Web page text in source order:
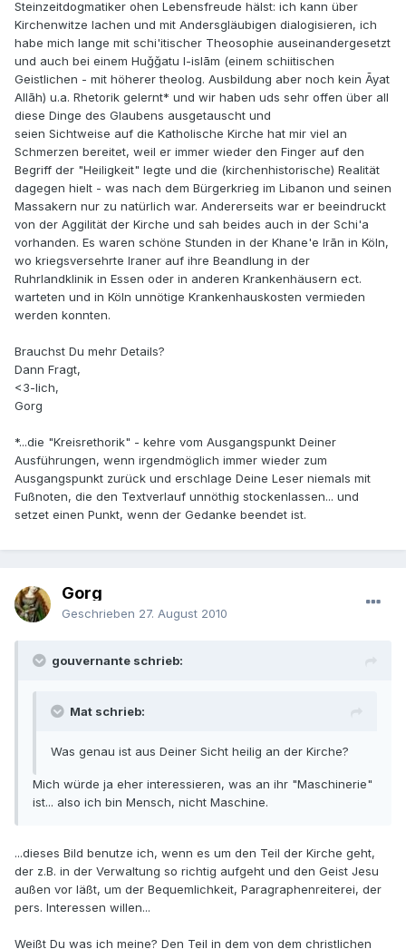
Steinzeitdogmatiker ohen Lebensfreude hälst: ich kann über
Kirchenwitze lachen und mit Andersgläubigen dialogisieren, ich
habe mich lange mit schi'itischer Theosophie auseinandergesetzt
und auch bei einem Huǧǧatu l-islām (einem schiitischen
Geistlichen - mit höherer theolog. Ausbildung aber noch kein Āyat
Allāh) u.a. Rhetorik gelernt* und wir haben uds sehr offen über all
diese Dinge des Glaubens ausgetauscht und
seien Sichtweise auf die Katholische Kirche hat mir viel an
Schmerzen bereitet, weil er immer wieder den Finger auf den
Begriff der "Heiligkeit" legte und die (kirchenhistorische) Realität
dagegen hielt - was nach dem Bürgerkrieg im Libanon und seinen
Massakern nur zu natürlich war. Andererseits war er beeindruckt
von der Aggilität der Kirche und sah beides auch in der Schi'a
vorhanden. Es waren schöne Stunden in der Khane'e Irān in Köln,
wo kriegsversehrte Iraner auf ihre Beandlung in der
Ruhrlandklinik in Essen oder in anderen Krankenhäusern ect.
warteten und in Köln unnötige Krankenhauskosten vermieden
werden konnten.
Brauchst Du mehr Details?
Dann Fragt,
<3-lich,
Gorg
*...die "Kreisrethorik" - kehre vom Ausgangspunkt Deiner
Ausführungen, wenn irgendmöglich immer wieder zum
Ausgangspunkt zurück und erschlage Deine Leser niemals mit
Fußnoten, die den Textverlauf unnöthig stockenlassen... und
setzet einen Punkt, wenn der Gedanke beendet ist.
Gorg
Geschrieben 27. August 2010
gouvernante schrieb:
Mat schrieb:
Was genau ist aus Deiner Sicht heilig an der Kirche?
Mich würde ja eher interessieren, was an ihr "Maschinerie"
ist... also ich bin Mensch, nicht Maschine.
...dieses Bild benutze ich, wenn es um den Teil der Kirche geht,
der z.B. in der Verwaltung so richtig aufgeht und den Geist Jesu
außen vor läßt, um der Bequemlichkeit, Paragraphenreiterei, der
pers. Interessen willen...
Weißt Du was ich meine? Den Teil in dem von dem christlichen